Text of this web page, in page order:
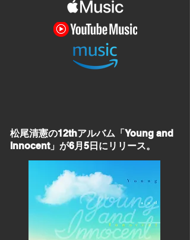
松尾清憲の12thアルバム「Young and
Innocent」が6月5日にリリース。